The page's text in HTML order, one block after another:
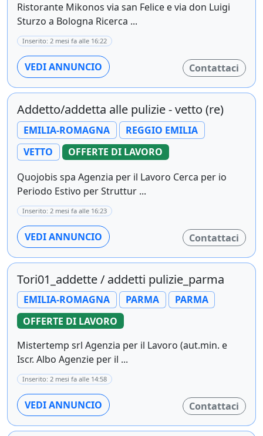
Ristorante Mikonos via san Felice e via don Luigi
Sturzo a Bologna Ricerca ...
Inserito: 2 mesi fa alle 16:22
VEDI ANNUNCIO Contattaci
Addetto/addetta alle pulizie - vetto (re)
EMILIA-ROMAGNA
REGGIO EMILIA
VETTO
OFFERTE DI LAVORO
Quojobis spa Agenzia per il Lavoro Cerca per io
Periodo Estivo per Struttur ...
Inserito: 2 mesi fa alle 16:23
VEDI ANNUNCIO Contattaci
Tori01_addette / addetti pulizie_parma
EMILIA-ROMAGNA PARMA
PARMA
OFFERTE DI LAVORO
Mistertemp srl Agenzia per il Lavoro (aut.min. e
Iscr. Albo Agenzie per il ...
Inserito: 2 mesi fa alle 14:58
VEDI ANNUNCIO Contattaci